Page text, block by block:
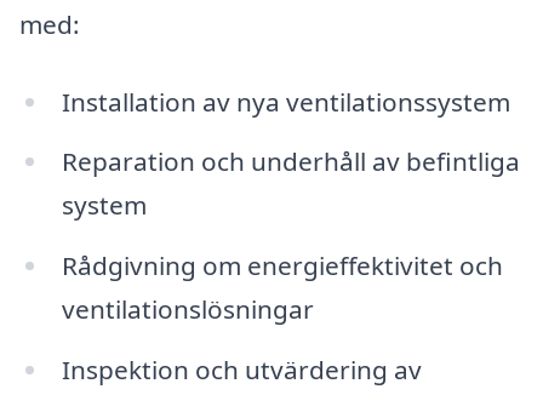
med:
Installation av nya ventilationssystem
Reparation och underhåll av befintliga
system
Rådgivning om energieffektivitet och
ventilationslösningar
Inspektion och utvärdering av